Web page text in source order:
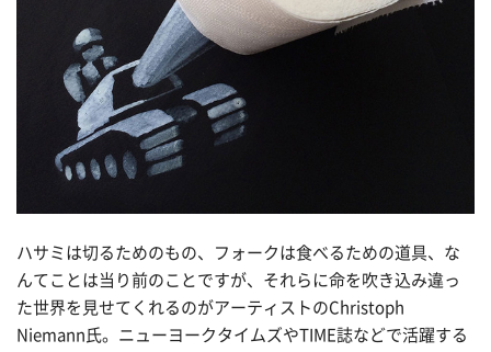
ハサミは切るためのもの、フォークは食べるための道具、な
んてことは当り前のことですが、それらに命を吹き込み違っ
た世界を見せてくれるのがアーティストのChristoph
Niemann氏。ニューヨークタイムズやTIME誌などで活躍する